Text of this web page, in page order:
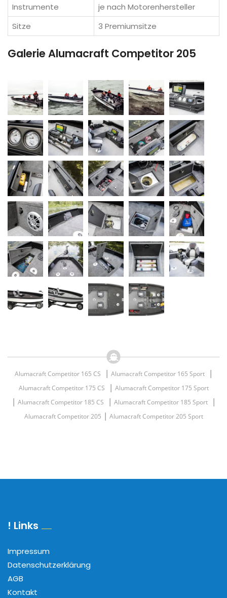
Instrumente
je nach Motorenhersteller
Sitze
3 Premiumsitze
Galerie Alumacraft Competitor 205
Alumacraft Competitor 165 CS | Alumacraft Competitor 165 Sport|
Alumacraft Competitor 175 CS | Alumacraft Competitor 175 Sport
| Alumacraft Competitor 185 CS | Alumacraft Competitor 185 Sport|
Alumacraft Competitor 205 | Alumacraft Competitor 205 Sport
! Links
Impressum
Datenschutzerklärung
AGB
Kontakt